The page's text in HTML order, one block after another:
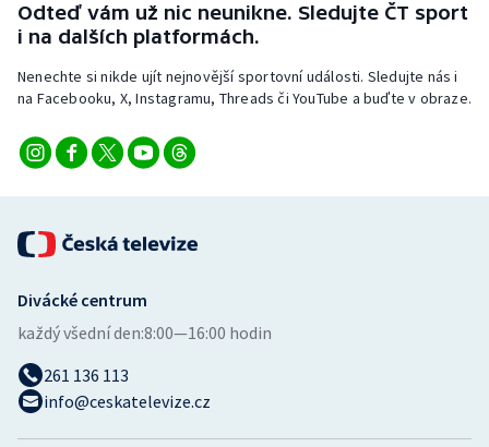
Odteď vám už nic neunikne. Sledujte ČT sport
i na dalších platformách.
Nenechte si nikde ujít nejnovější sportovní události. Sledujte nás i
na Facebooku, X, Instagramu, Threads či YouTube a buďte v obraze.
Divácké centrum
každý všední den:8:00—16:00 hodin
261 136 113
info@ceskatelevize.cz